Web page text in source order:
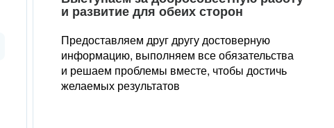
и развитие для обеих сторон
Предоставляем друг другу достоверную
информацию, выполняем все обязательства
и решаем проблемы вместе, чтобы достичь
желаемых результатов